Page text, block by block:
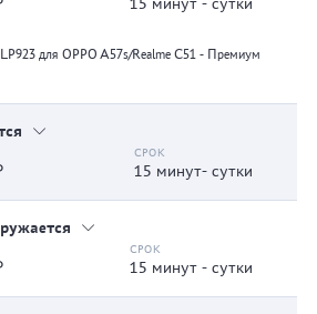
для OPPO A57s/Realme C51 - Премиум
15 минут- сутки
15 минут - сутки